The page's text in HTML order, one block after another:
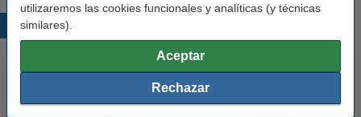
utilizaremos las cookies funcionales y analíticas (y técnicas
similares).
Aceptar
Rechazar